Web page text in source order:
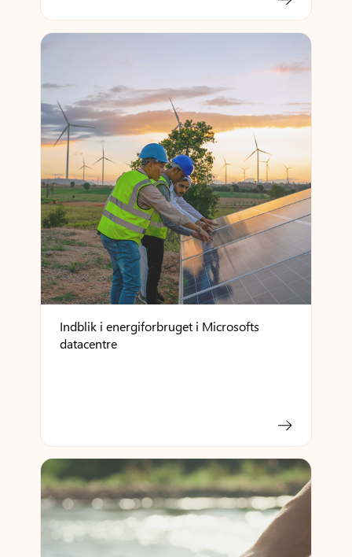
Indblik i energiforbruget i Microsofts
datacentre